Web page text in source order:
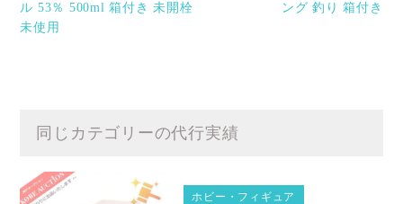
ル 53％ 500ml 箱付き 未開栓
未使用
ング 釣り 箱付き
同じカテゴリーの代行実績
ホビー・フィギュア